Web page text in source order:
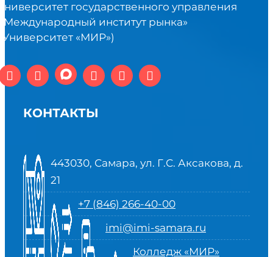
государственного управления
институт рынка»
«МИР»)
КОНТАКТЫ
443030, Самара, ул. Г.С. Аксакова, д.
21
+7 (846) 266-40-00
imi@imi-samara.ru
Колледж «МИР»